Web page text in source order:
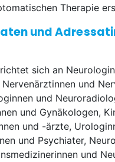
Therapie
und
sich an
und
und
und Gynäkologen,
und -ärzte,
und Psychiater,
und